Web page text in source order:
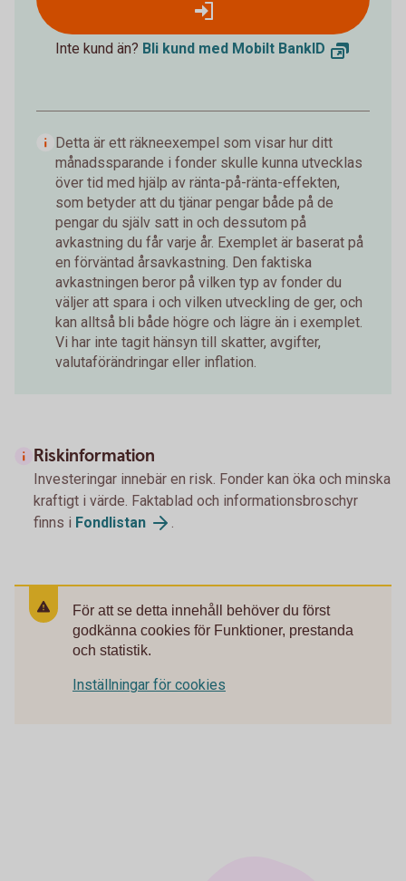
Inte kund än? Bli kund med Mobilt BankID
Detta är ett räkneexempel som visar hur ditt
månadssparande i fonder skulle kunna utvecklas
över tid med hjälp av ränta-på-ränta-effekten,
som betyder att du tjänar pengar både på de
pengar du själv satt in och dessutom på
avkastning du får varje år. Exemplet är baserat på
en förväntad årsavkastning. Den faktiska
avkastningen beror på vilken typ av fonder du
väljer att spara i och vilken utveckling de ger, och
kan alltså bli både högre och lägre än i exemplet.
Vi har inte tagit hänsyn till skatter, avgifter,
valutaförändringar eller inflation.
Riskinformation
Investeringar innebär en risk. Fonder kan öka och minska
kraftigt i värde. Faktablad och informationsbroschyr
finns i Fondlistan .
För att se detta innehåll behöver du först
godkänna cookies för Funktioner, prestanda
och statistik.
Inställningar för cookies